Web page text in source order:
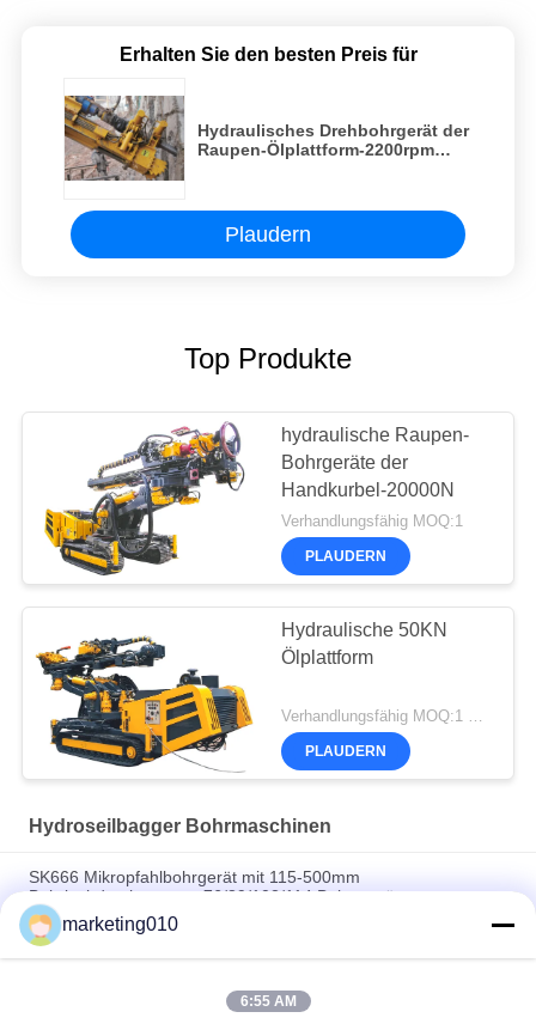
Erhalten Sie den besten Preis für
Hydraulisches Drehbohrgerät der
Raupen-Ölplattform-2200rpm
Plaudern
Top Produkte
hydraulische Raupen-
Bohrgeräte der
Handkurbel-20000N
Verhandlungsfähig MOQ:1
PLAUDERN
Hydraulische 50KN
Ölplattform
Verhandlungsfähig MOQ:1 Satz
PLAUDERN
Hydroseilbagger Bohrmaschinen
SK666 Mikropfahlbohrgerät mit 115-500mm
Bohrlochdurchmesser, 76/89/102/114 Bohrgestänge-
Spezifikation und 4/5/6/8/10/12 Hammer für hochpräzise
technische Bohrungen
marketing010
6:55 AM